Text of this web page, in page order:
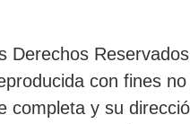
Derechos
con fines
completa y su